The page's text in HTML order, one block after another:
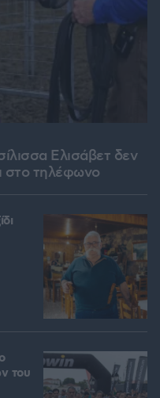
Ελισάβετ δεν
στο τηλέφωνο
του